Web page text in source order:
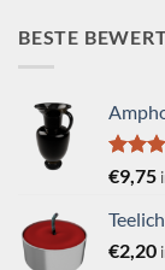
BESTE
mit
von 5
€9,75
€2,20